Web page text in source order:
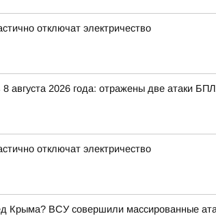
отключат электричество
августа 2026 года: отражены две атаки
отключат электричество
Крыма? ВСУ совершили массированные